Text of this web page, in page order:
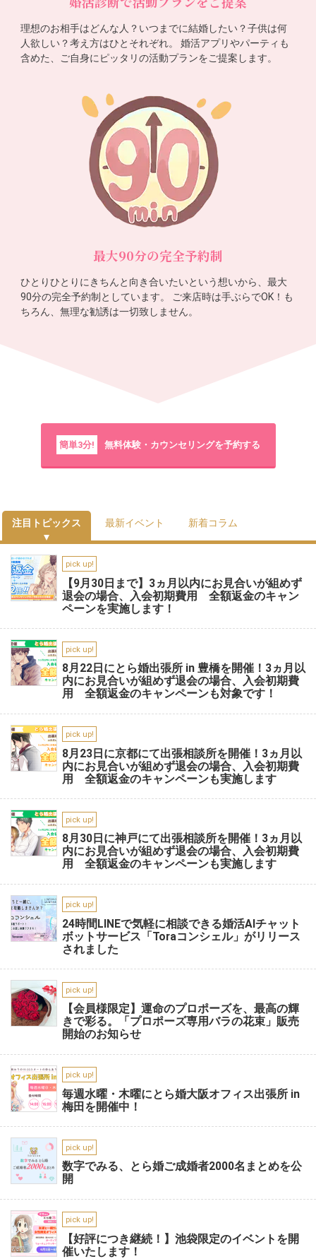
理想のお相手はどんな人？いつまでに結婚したい？子供は何
人欲しい？考え方はひとそれぞれ。 婚活アプリやパーティも
含めた、ご自身にピッタリの活動プランをご提案します。
最大90分の完全予約制
ひとりひとりにきちんと向き合いたいという想いから、最大
90分の完全予約制としています。 ご来店時は手ぶらでOK！も
ちろん、無理な勧誘は一切致しません。
簡単3分! 無料体験・カウンセリングを予約する
注目トピックス 最新イベント 新着コラム
pick up!
【9月30日まで】3ヵ月以内にお見合いが組めず
退会の場合、入会初期費用 全額返金のキャン
ペーンを実施します！
pick up!
8月22日にとら婚出張所 in 豊橋を開催！3ヵ月以
内にお見合いが組めず退会の場合、入会初期費
用 全額返金のキャンペーンも対象です！
pick up!
8月23日に京都にて出張相談所を開催！3ヵ月以
内にお見合いが組めず退会の場合、入会初期費
用 全額返金のキャンペーンも実施します
pick up!
8月30日に神戸にて出張相談所を開催！3ヵ月以
内にお見合いが組めず退会の場合、入会初期費
用 全額返金のキャンペーンも実施します
pick up!
24時間LINEで気軽に相談できる婚活AIチャット
ボットサービス「Toraコンシェル」がリリース
されました
pick up!
【会員様限定】運命のプロポーズを、最高の輝
きで彩る。「プロポーズ専用バラの花束」販売
開始のお知らせ
pick up!
毎週水曜・木曜にとら婚大阪オフィス出張所 in
梅田を開催中！
pick up!
数字でみる、とら婚ご成婚者2000名まとめを公
開
pick up!
【好評につき継続！】池袋限定のイベントを開
催いたします！